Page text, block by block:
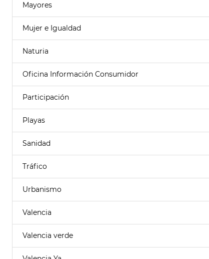
Mayores
Mujer e Igualdad
Naturia
Oficina Información Consumidor
Participación
Playas
Sanidad
Tráfico
Urbanismo
Valencia
Valencia verde